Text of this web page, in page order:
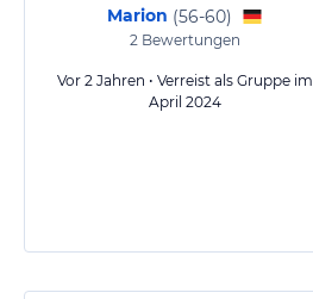
Marion (56-60)
2Bewertungen
Vor 2 Jahren • Verreist als Gruppe im
April 2024